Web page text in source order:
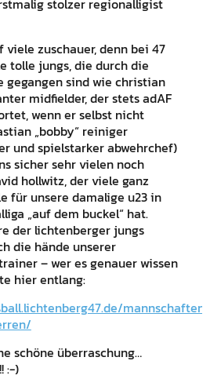
zuschauer, denn bei 47
tolle jungs, die durch die
gegangen sind wie christian
midfielder, der stets adAF
wenn er selbst nicht
„bobby“ reiniger
und spielstarker abwehrchef)
sicher sehr vielen noch
hollwitz, der viele ganz
für unsere damalige u23 in
„auf dem buckel“ hat.
der lichtenberger jungs
die hände unserer
– wer es genauer wissen
hier entlang:
mannschaften/
schöne überraschung…
:-)